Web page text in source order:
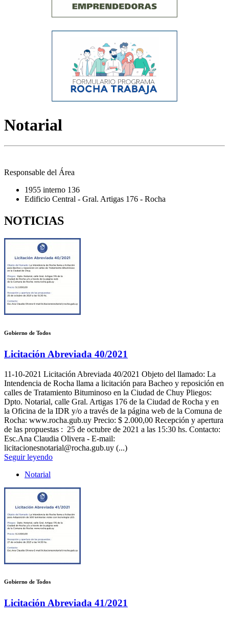
Notarial
Responsable del Área
1955 interno 136
Edificio Central - Gral. Artigas 176 - Rocha
NOTICIAS
Gobierno de Todos
Licitación Abreviada 40/2021
11-10-2021 Licitación Abreviada 40/2021 Objeto del llamado: La
Intendencia de Rocha llama a licitación para Bacheo y reposición en
calles de Tratamiento Bituminoso en la Ciudad de Chuy Pliegos:
Dpto. Notarial, calle Gral. Artigas 176 de la Ciudad de Rocha y en
la Oficina de la IDR y/o a través de la página web de la Comuna de
Rocha: www.rocha.gub.uy Precio: $ 2.000,00 Recepción y apertura
de las propuestas : 25 de octubre de 2021 a las 15:30 hs. Contacto:
Esc.Ana Claudia Olivera - E-mail:
licitacionesnotarial@rocha.gub.uy (...)
Seguir leyendo
Notarial
Gobierno de Todos
Licitación Abreviada 41/2021